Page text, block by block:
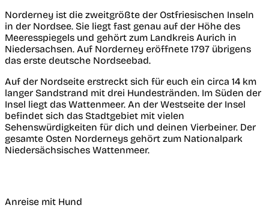
Norderney ist die zweitgrößte der Ostfriesischen Inseln
in der Nordsee. Sie liegt fast genau auf der Höhe des
Meeresspiegels und gehört zum Landkreis Aurich in
Niedersachsen. Auf Norderney eröffnete 1797 übrigens
das erste deutsche Nordseebad.
Auf der Nordseite erstreckt sich für euch ein circa 14 km
langer Sandstrand mit drei Hundestränden. Im Süden der
Insel liegt das Wattenmeer. An der Westseite der Insel
befindet sich das Stadtgebiet mit vielen
Sehenswürdigkeiten für dich und deinen Vierbeiner. Der
gesamte Osten Norderneys gehört zum Nationalpark
Niedersächsisches Wattenmeer.
Anreise mit Hund